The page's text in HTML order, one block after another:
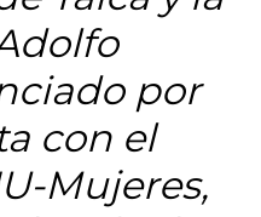
por
con el
Mujeres,